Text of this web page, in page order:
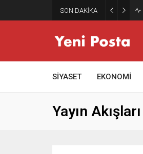
SON DAKİKA
SİYASET EKONOMİ
Yayın Akışları